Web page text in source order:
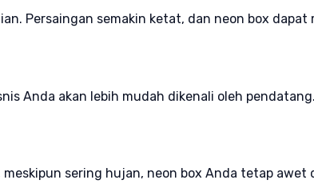
Persaingan semakin ketat, dan neon box
Anda akan lebih mudah dikenali oleh pendatang.
sering hujan, neon box Anda tetap